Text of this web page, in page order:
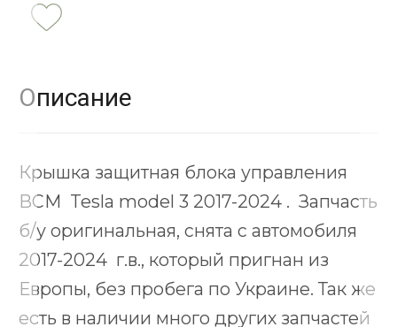
Описание
Крышка защитная блока управления
BCM Tesla model 3 2017-2024 . Запчасть
б/у оригинальная, снята с автомобиля
2017-2024 г.в., который пригнан из
Европы, без пробега по Украине. Так же
есть в наличии много других запчастей